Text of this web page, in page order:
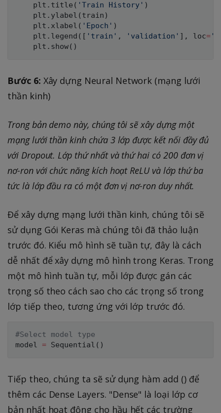
    plt
. title ( 'Train History' )
    plt
. ylabel ( train )
    plt
. xlabel ( 'Epoch' )
    plt
. legend ( [ 'train' , 'validation' ] , loc=
    plt
. show( )
Bước 6: Xây dựng Neural Network (mạng lưới
thần kinh)
Trong bản demo này, chúng tôi sẽ xây dựng một
mạng lưới thần kinh chứa 3 lớp được kết nối đầy đủ
với Dropout. Lớp thứ nhất và thứ hai có 200 đơn vị
nơ-ron với chức năng kích hoạt ReLU và lớp thứ ba
tức là lớp đầu ra có một đơn vị nơ-ron duy nhất.
Để xây dựng mạng lưới thần kinh, chúng tôi sẽ
sử dụng Gói Keras mà chúng tôi đã thảo luận
trước đó. Kiểu mô hình sẽ tuần tự, đây là cách
dễ nhất để xây dựng mô hình trong Keras. Trong
một mô hình tuần tự, mỗi lớp được gán các
trọng số theo cách sao cho các trọng số trong
lớp tiếp theo, tương ứng với lớp trước đó.
#Select model type
model = Sequential ( )
Tiếp theo, chúng ta sẽ sử dụng hàm add () để
thêm các Dense Layers. "Dense" là loại lớp cơ
bản nhất hoạt động cho hầu hết các trường